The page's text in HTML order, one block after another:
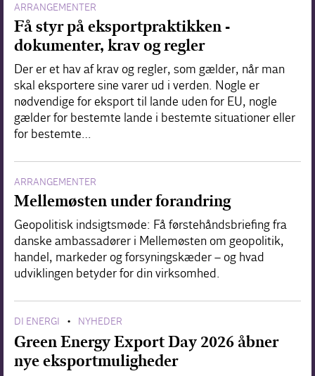
ARRANGEMENTER
Få styr på eksportpraktikken -
dokumenter, krav og regler
Der er et hav af krav og regler, som gælder, når man
skal eksportere sine varer ud i verden. Nogle er
nødvendige for eksport til lande uden for EU, nogle
gælder for bestemte lande i bestemte situationer eller
for bestemte…
ARRANGEMENTER
Mellemøsten under forandring
Geopolitisk indsigtsmøde: Få førstehåndsbriefing fra
danske ambassadører i Mellemøsten om geopolitik,
handel, markeder og forsyningskæder – og hvad
udviklingen betyder for din virksomhed.
DI ENERGI • NYHEDER
Green Energy Export Day 2026 åbner
nye eksportmuligheder